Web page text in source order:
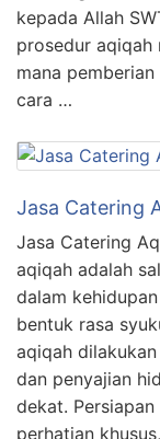
kepada Allah
prosedur aqiqah
mana
cara …
Jasa Catering
Jasa Catering
aqiqah adalah
dalam
bentuk rasa
aqiqah
dan penyajian
dekat.
perhatian